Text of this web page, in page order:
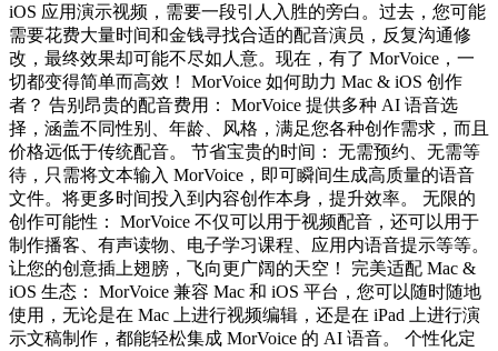
iOS 应用演示视频，需要一段引人入胜的旁白。过去，您可能
需要花费大量时间和金钱寻找合适的配音演员，反复沟通修
改，最终效果却可能不尽如人意。现在，有了 MorVoice，一
切都变得简单而高效！ MorVoice 如何助力 Mac & iOS 创作
者？ 告别昂贵的配音费用： MorVoice 提供多种 AI 语音选
择，涵盖不同性别、年龄、风格，满足您各种创作需求，而且
价格远低于传统配音。 节省宝贵的时间： 无需预约、无需等
待，只需将文本输入 MorVoice，即可瞬间生成高质量的语音
文件。将更多时间投入到内容创作本身，提升效率。 无限的
创作可能性： MorVoice 不仅可以用于视频配音，还可以用于
制作播客、有声读物、电子学习课程、应用内语音提示等等。
让您的创意插上翅膀，飞向更广阔的天空！ 完美适配 Mac &
iOS 生态： MorVoice 兼容 Mac 和 iOS 平台，您可以随时随地
使用，无论是在 Mac 上进行视频编辑，还是在 iPad 上进行演
示文稿制作，都能轻松集成 MorVoice 的 AI 语音。 个性化定